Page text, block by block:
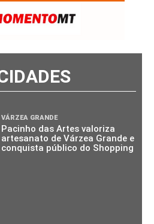
VÁRZEA GRANDE
Pacinho das Artes valoriza
artesanato de Várzea Grande e
conquista público do Shopping